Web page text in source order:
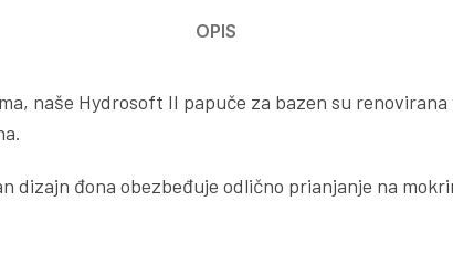
OPIS
naše Hydrosoft II papuče za bazen su
dizajn đona obezbeđuje odlično prianjanje na